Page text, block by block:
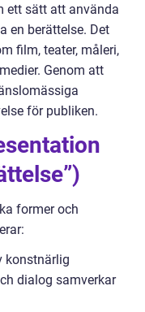
ett sätt att använda
en berättelse. Det
film, teater, måleri,
Genom att
för publiken.
former och
konstnärlig
dialog samverkar